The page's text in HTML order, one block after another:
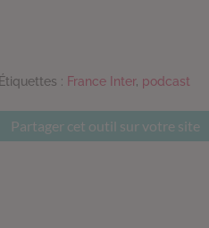
Étiquettes : France Inter, podcast
Partager cet outil sur votre site